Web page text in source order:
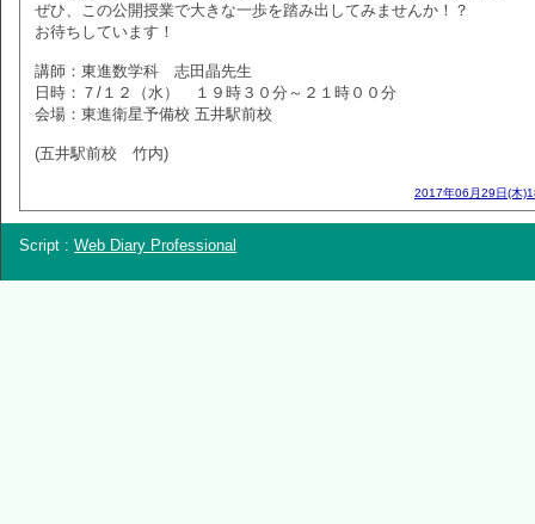
ぜひ、この公開授業で大きな一歩を踏み出してみませんか！？
お待ちしています！
講師：東進数学科 志田晶先生
日時：７/１２（水） １９時３０分～２１時００分
会場：東進衛星予備校 五井駅前校
(五井駅前校 竹内)
2017年06月29日(木
Script : Web Diary Professional